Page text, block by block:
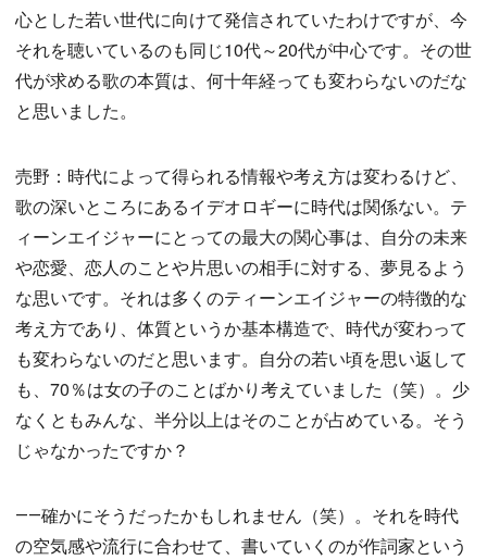
心とした若い世代に向けて発信されていたわけですが、今
それを聴いているのも同じ10代～20代が中心です。その世
代が求める歌の本質は、何十年経っても変わらないのだな
と思いました。
売野：時代によって得られる情報や考え方は変わるけど、
歌の深いところにあるイデオロギーに時代は関係ない。テ
ィーンエイジャーにとっての最大の関心事は、自分の未来
や恋愛、恋人のことや片思いの相手に対する、夢見るよう
な思いです。それは多くのティーンエイジャーの特徴的な
考え方であり、体質というか基本構造で、時代が変わって
も変わらないのだと思います。自分の若い頃を思い返して
も、70％は女の子のことばかり考えていました（笑）。少
なくともみんな、半分以上はそのことが占めている。そう
じゃなかったですか？
――確かにそうだったかもしれません（笑）。それを時代
の空気感や流行に合わせて、書いていくのが作詞家という